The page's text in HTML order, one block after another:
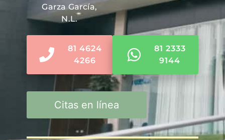
Garza García,
N.L.
81 4624
4266
81 2333
9144
Citas en línea